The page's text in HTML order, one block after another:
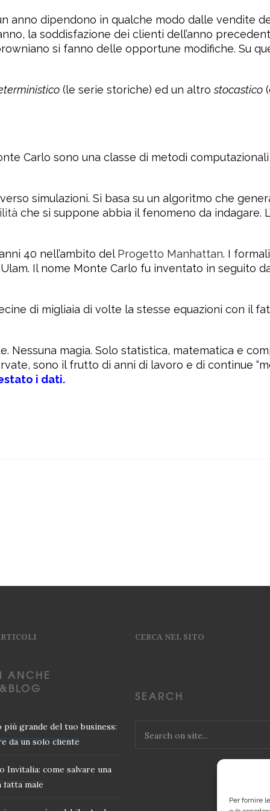
Per fornire
anno dipendono in qualche modo dalle vendite
la soddisfazione dei clienti dell’anno
si fanno delle opportune modifiche. Su
(le serie storiche) ed un altrostocastico
Carlo sono una classe di metodi
simulazioni. Si basa su un algoritmo che
che si suppone abbia il fenomeno da indagare.
40 nell’ambito del Progetto Manhattan. I
Il nome Monte Carlo fu inventato in seguito
di migliaia di volte la stesse equazioni con il
Nessuna magia. Solo statistica, matematica e
sono il frutto di anni di lavoro e di continue
i dati.
ANCHE
grande del tuo business:
da un solo cliente
Invitalia: come salvare una
fatta male
CERCA NEL SITO
SEARCH